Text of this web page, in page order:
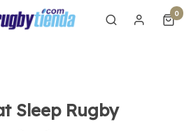
0
Sleep Rugby